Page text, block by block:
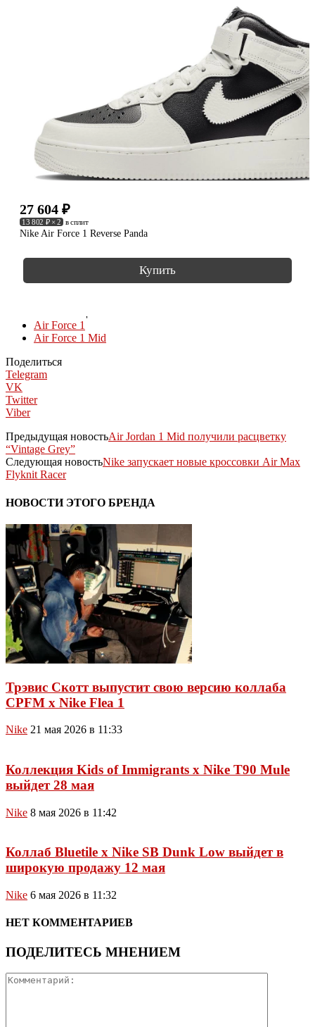
Nike Air Force 1 Reverse Panda
27 604 ₽
13 802 ₽ × 2 в сплит
Купить
Air Force 1
Air Force 1 Mid
Поделиться
Telegram
VK
Twitter
Viber
Предыдущая новостьAir Jordan 1 Mid получили расцветку
“Vintage Grey”
Следующая новостьNike запускает новые кроссовки Air Max
Flyknit Racer
НОВОСТИ ЭТОГО БРЕНДА
Трэвис Скотт выпустит свою версию коллаба
CPFM x Nike Flea 1
Nike 21 мая 2026 в 11:33
Коллекция Kids of Immigrants x Nike T90 Mule
выйдет 28 мая
Nike 8 мая 2026 в 11:42
Коллаб Bluetile x Nike SB Dunk Low выйдет в
широкую продажу 12 мая
Nike 6 мая 2026 в 11:32
НЕТ КОММЕНТАРИЕВ
ПОДЕЛИТЕСЬ МНЕНИЕМ